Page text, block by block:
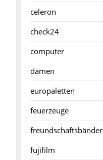
celeron
check24
computer
damen
europaletten
feuerzeuge
freundschaftsbänder
fujifilm